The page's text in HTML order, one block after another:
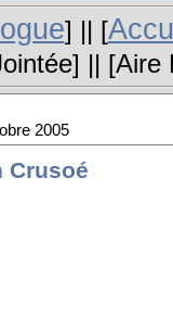
] || [
] || [Aire
2005
Crusoé